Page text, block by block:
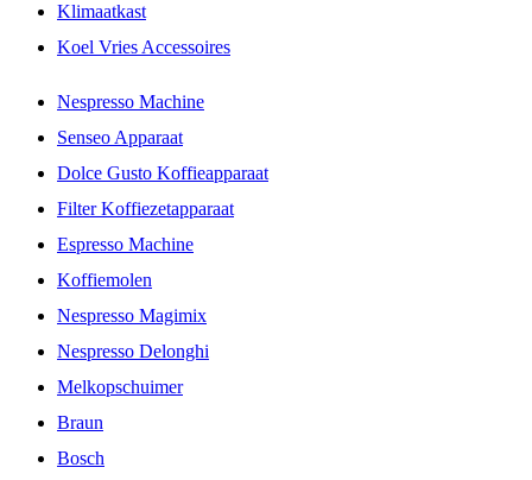
Klimaatkast
Koel Vries Accessoires
Nespresso Machine
Senseo Apparaat
Dolce Gusto Koffieapparaat
Filter Koffiezetapparaat
Espresso Machine
Koffiemolen
Nespresso Magimix
Nespresso Delonghi
Melkopschuimer
Braun
Bosch